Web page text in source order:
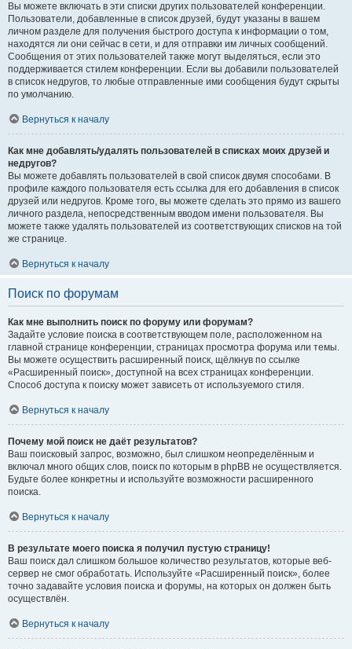
Вы можете включать в эти списки других пользователей конференции.
Пользователи, добавленные в список друзей, будут указаны в вашем
личном разделе для получения быстрого доступа к информации о том,
находятся ли они сейчас в сети, и для отправки им личных сообщений.
Сообщения от этих пользователей также могут выделяться, если это
поддерживается стилем конференции. Если вы добавили пользователей
в список недругов, то любые отправленные ими сообщения будут скрыты
по умолчанию.
Вернуться к началу
Как мне добавлять/удалять пользователей в списках моих друзей и
недругов?
Вы можете добавлять пользователей в свой список двумя способами. В
профиле каждого пользователя есть ссылка для его добавления в список
друзей или недругов. Кроме того, вы можете сделать это прямо из вашего
личного раздела, непосредственным вводом имени пользователя. Вы
можете также удалять пользователей из соответствующих списков на той
же странице.
Вернуться к началу
Поиск по форумам
Как мне выполнить поиск по форуму или форумам?
Задайте условие поиска в соответствующем поле, расположенном на
главной странице конференции, страницах просмотра форума или темы.
Вы можете осуществить расширенный поиск, щёлкнув по ссылке
«Расширенный поиск», доступной на всех страницах конференции.
Способ доступа к поиску может зависеть от используемого стиля.
Вернуться к началу
Почему мой поиск не даёт результатов?
Ваш поисковый запрос, возможно, был слишком неопределённым и
включал много общих слов, поиск по которым в phpBB не осуществляется.
Будьте более конкретны и используйте возможности расширенного
поиска.
Вернуться к началу
В результате моего поиска я получил пустую страницу!
Ваш поиск дал слишком большое количество результатов, которые веб-
сервер не смог обработать. Используйте «Расширенный поиск», более
точно задавайте условия поиска и форумы, на которых он должен быть
осуществлён.
Вернуться к началу